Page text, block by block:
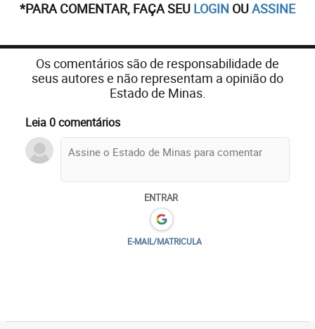
*PARA COMENTAR, FAÇA SEU LOGIN OUASSINE
Os comentários são de responsabilidade de
seus autores e não representam a opinião do
Estado de Minas.
Leia 0 comentários
ENTRAR
E-MAIL/MATRICULA